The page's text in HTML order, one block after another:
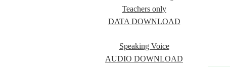
Teachers only
DATA DOWNLOAD
Speaking Voice
AUDIO DOWNLOAD